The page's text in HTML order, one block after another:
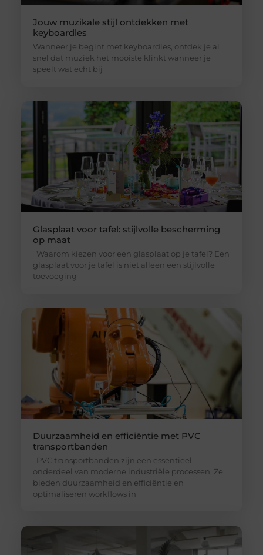
Jouw muzikale stijl ontdekken met
keyboardles
Wanneer je begint met keyboardles, ontdek je al
snel dat muziek het mooiste klinkt wanneer je
speelt wat echt bij
Glasplaat voor tafel: stijlvolle bescherming
op maat
Waarom kiezen voor een glasplaat op je tafel? Een
glasplaat voor je tafel is niet alleen een stijlvolle
toevoeging
Duurzaamheid en efficiëntie met PVC
transportbanden
PVC transportbanden zijn een essentieel
onderdeel van moderne industriële processen. Ze
bieden duurzaamheid en efficiëntie en
optimaliseren workflows in